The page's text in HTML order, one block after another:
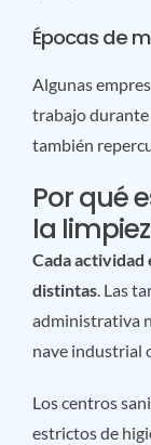
Épocas de
Algunas
trabajo durante
también
Por qué
la
Cada actividad
distintas. Las
administrativa
nave industrial
Los centros
estrictos de